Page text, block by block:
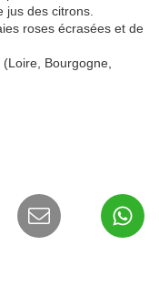
jus des citrons.
roses écrasées et de
Bourgogne,